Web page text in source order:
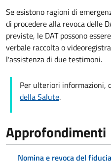
Se esistono ragioni di
di procedere alla revoca delle
previste, le DAT possono
verbale raccolta o
l'assistenza di due testimoni.
Per ulteriori informazioni,
della Salute.
Approfondimenti
Nomina e revoca del